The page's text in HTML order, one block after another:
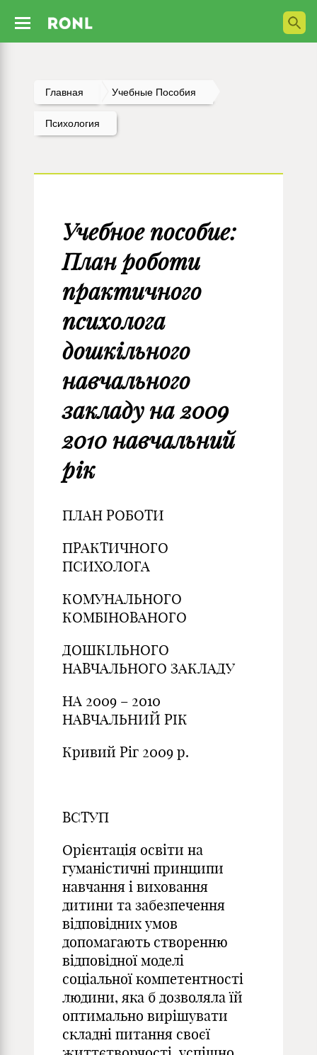
Главная Учебные Пособия
Психология
Учебное пособие:
План роботи
практичного
психолога
дошкільного
навчального
закладу на 2009
2010 навчальний
рік
ПЛАН РОБОТИ
ПРАКТИЧНОГО
ПСИХОЛОГА
КОМУНАЛЬНОГО
КОМБІНОВАНОГО
ДОШКІЛЬНОГО
НАВЧАЛЬНОГО ЗАКЛАДУ
НА 2009 – 2010
НАВЧАЛЬНИЙ РІК
Кривий Ріг 2009 р.
ВСТУП
Орієнтація освіти на
гуманістичні принципи
навчання і виховання
дитини та забезпечення
відповідних умов
допомагають створенню
відповідної моделі
соціальної компетентності
людини, яка б дозволяла їй
оптимально вирішувати
складні питання своєї